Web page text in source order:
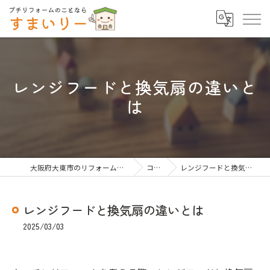
レンジフードと換気扇の違いと
は
大阪府大東市のリフォームならすまいりー コラム レンジフードと換気扇の違いとは
レンジフードと換気扇の違いとは
2025/03/03